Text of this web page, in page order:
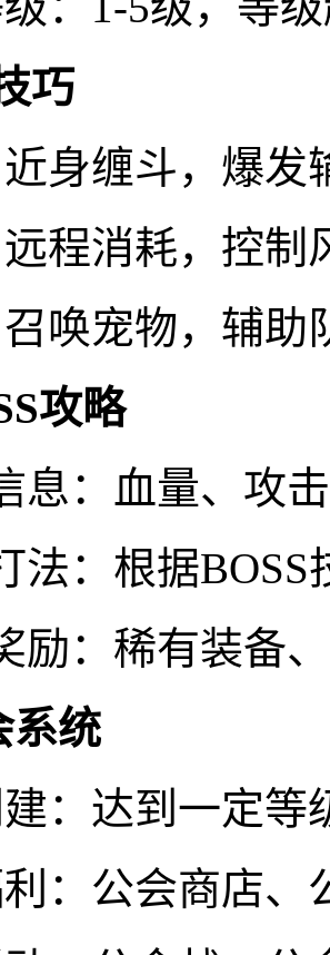
巧
身缠斗，爆发
程消耗，控制
唤宠物，辅助
攻略
息：血量、攻
法：根据
励：稀有装备
系统
：达到一定等
：公会商店、